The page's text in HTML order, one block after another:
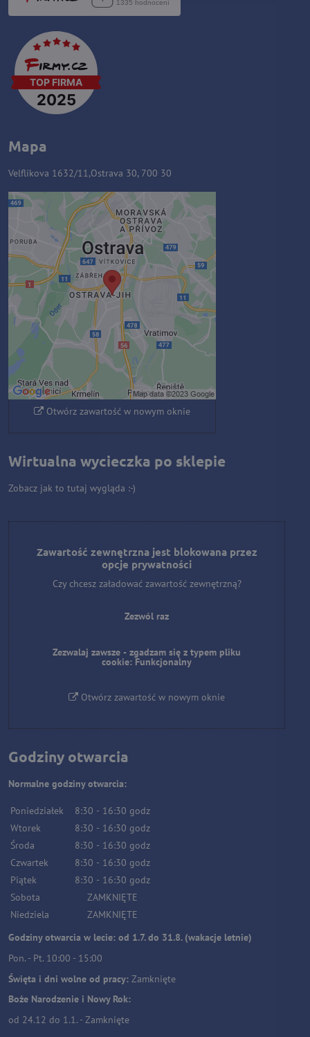
Mapa
Velflíkova 1632/11,Ostrava 30, 700 30
Zawartość zewnętrzna jest
blokowana przez opcje
prywatności
Czy chcesz załadować zawartość
zewnętrzną?
Zezwól raz
Zezwalaj zawsze - zgadzam się z
typem pliku cookie: Funkcjonalny
Otwórz zawartość w nowym oknie
Wirtualna wycieczka po sklepie
Zobacz jak to tutaj wygląda :-)
Zawartość zewnętrzna jest blokowana przez
opcje prywatności
Czy chcesz załadować zawartość zewnętrzną?
Zezwól raz
Zezwalaj zawsze - zgadzam się z typem pliku
cookie: Funkcjonalny
Otwórz zawartość w nowym oknie
Godziny otwarcia
Normalne godziny otwarcia:
Poniedziałek 8:30 - 16:30 godz
Wtorek
8:30 - 16:30 godz
Środa
8:30 - 16:30 godz
Czwartek
8:30 - 16:30 godz
Piątek
8:30 - 16:30 godz
Sobota
ZAMKNIĘTE
Niedziela
ZAMKNIĘTE
Godziny otwarcia w lecie: od 1.7. do 31.8. (wakacje letnie)
Pon. - Pt. 10:00 - 15:00
Święta i dni wolne od pracy: Zamknięte
Boże Narodzenie i Nowy Rok:
od 24.12 do 1.1. - Zamknięte